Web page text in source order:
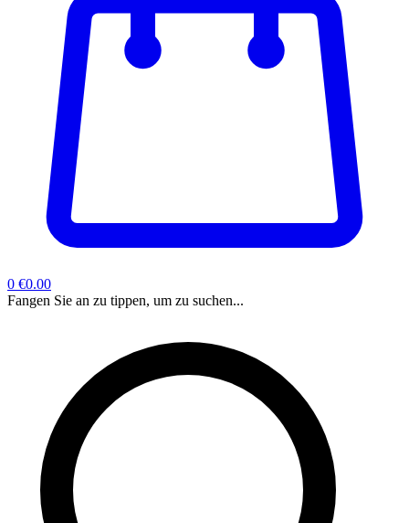
0 €0.00
Fangen Sie an zu tippen, um zu suchen...